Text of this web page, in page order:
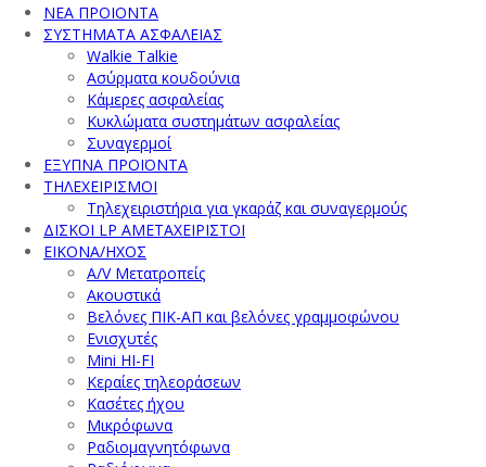
ΝΕΑ ΠΡΟΙΟΝΤΑ
ΣΥΣΤΗΜΑΤΑ ΑΣΦΑΛΕΙΑΣ
Walkie Talkie
Ασύρματα κουδούνια
Κάμερες ασφαλείας
Κυκλώματα συστημάτων ασφαλείας
Συναγερμοί
ΕΞΥΠΝΑ ΠΡΟΪΟΝΤΑ
ΤΗΛΕΧΕΙΡΙΣΜΟΙ
Τηλεχειριστήρια για γκαράζ και συναγερμούς
ΔΙΣΚΟΙ LP ΑΜΕΤΑΧΕΙΡΙΣΤΟΙ
ΕΙΚΟΝΑ/ΗΧΟΣ
A/V Μετατροπείς
Ακουστικά
Βελόνες ΠΙΚ-ΑΠ και βελόνες γραμμοφώνου
Ενισχυτές
Mini HI-FI
Κεραίες τηλεοράσεων
Κασέτες ήχου
Μικρόφωνα
Ραδιομαγνητόφωνα